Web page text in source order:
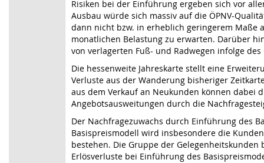
Risiken bei der Einführung ergeben sich vor
Ausbau würde sich massiv auf die ÖPNV-
dann nicht bzw. in erheblich geringerem Maße
monatlichen Belastung zu erwarten. Darüber
von verlagerten Fuß- und Radwegen infolge
Die hessenweite Jahreskarte stellt eine
Verluste aus der Wanderung bisheriger
aus dem Verkauf an Neukunden können dabei
Angebotsausweitungen durch die
Der Nachfragezuwachs durch Einführung des
Basispreismodell wird insbesondere die
bestehen. Die Gruppe der
Erlösverluste bei Einführung des